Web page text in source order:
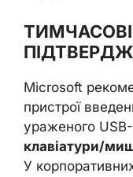
ТИМЧАСОВІ
Microsoft
пристрої
ураженого
клавіатури/
У